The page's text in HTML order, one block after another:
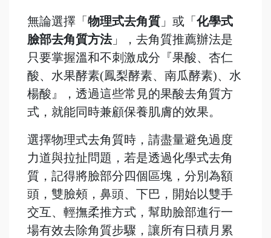
無論選擇「 物理式去角質 」或「 化學式
臉部去角質方法」，去角質推薦辦法是
只要掌握溫和不刺激成分『果酸、杏仁
酸、水果酵素(鳳梨酵素、南瓜酵素)、水
楊酸』，透過這些常見的果酸去角質方
式，就能同時兼顧保養肌膚的效果。
選擇物理式去角質時，請盡量避免過度
力道與拉扯問題，若是透過化學式去角
質，記得將臉部分四個區塊，分別為額
頭，雙臉頰，鼻頭、下巴，開始以雙手
交互、輕撫柔推方式，幫助臉部進行一
場有效去除角質步驟，讓所有日積月累